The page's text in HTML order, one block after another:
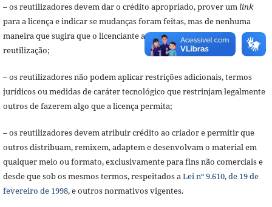
– os reutilizadores devem dar o crédito apropriado, prover um link
para a licença e indicar se mudanças foram feitas, mas de nenhuma
maneira que sugira que o licenciante apoia o reutilizador ou a
reutilização;
– os reutilizadores não podem aplicar restrições adicionais, termos
jurídicos ou medidas de caráter tecnológico que restrinjam legalmente
outros de fazerem algo que a licença permita;
– os reutilizadores devem atribuir crédito ao criador e permitir que
outros distribuam, remixem, adaptem e desenvolvam o material em
qualquer meio ou formato, exclusivamente para fins não comerciais e
desde que sob os mesmos termos, respeitados aLei nº 9.610, de 19 de
fevereiro de 1998, e outros normativos vigentes.